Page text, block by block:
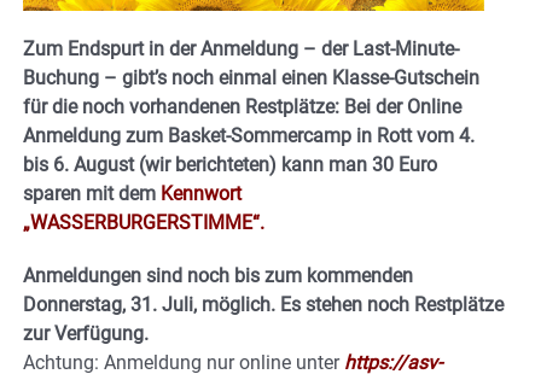
Zum Endspurt in der Anmeldung – der Last-Minute-
Buchung – gibt’s noch einmal einen Klasse-Gutschein
für die noch vorhandenen Restplätze: Bei der Online
Anmeldung zum Basket-Sommercamp in Rott vom 4.
bis 6. August (wir berichteten) kann man 30 Euro
sparen mit dem Kennwort
„WASSERBURGERSTIMME“.
Anmeldungen sind noch bis zum kommenden
Donnerstag, 31. Juli, möglich. Es stehen noch Restplätze
zur Verfügung.
Achtung: Anmeldung nur online unter https://asv-